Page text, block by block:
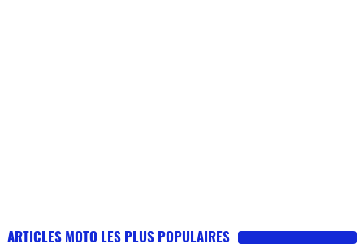
ARTICLES MOTO LES PLUS POPULAIRES